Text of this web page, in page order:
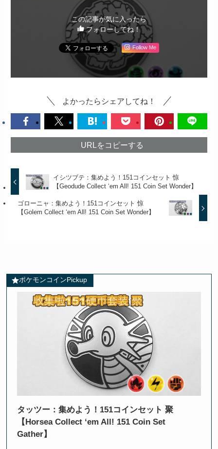
この記事が気に入ったら
フォローしてね！
Follow Me
よかったらシェアしてね！
URLをコピーする
イシツブテ：集めよう！151コインセット 惊
【Geodude Collect ‘em All! 151 Coin Set Wonder】
ゴローニャ：集めよう！151コインセット 惊
【Golem Collect ‘em All! 151 Coin Set Wonder】
ポケモンコインPickup
タッツー：集めよう！151コインセット 聚
【Horsea Collect ‘em All! 151 Coin Set
Gather】